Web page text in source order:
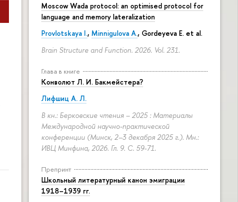
Moscow Wada protocol: an optimised protocol for
language and memory lateralization
Provlotskaya I., Minnigulova A., Gordeyeva E. et al.
Brain Structure and Function. 2026. Vol. 231.
Глава в книге
Конволют Л. И. Бакмейстера?
Лифшиц А. Л.
В кн.: Берковские чтения – 2025 : Материалы
Международной научно-практической
конференции (Минск, 2–3 декабря 2025 г.). Мн.:
ИВЦ Минфина, 2026. Гл. 9. С. 59-71.
Препринт
Школьный литературный канон эмиграции
1918–1939 гг.